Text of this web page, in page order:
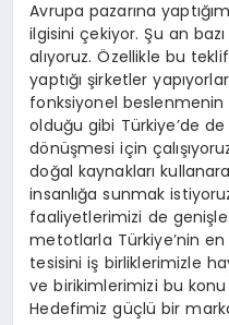
Avrupa pazarına
ilgisini çekiyor. Şu an
alıyoruz. Özellikle bu
yaptığı şirketler
fonksiyonel beslenmenin
olduğu gibi Türkiye’de
dönüşmesi için
doğal kaynakları
insanlığa sunmak
faaliyetlerimizi de
metotlarla Türkiye’nin
tesisini iş birliklerimizle
ve birikimlerimizi bu konu
Hedefimiz güçlü bir